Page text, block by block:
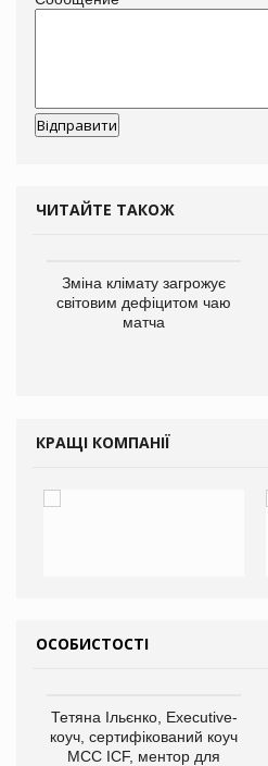
ЧИТАЙТЕ ТАКОЖ
Зміна клімату загрожує
світовим дефіцитом чаю
матча
КРАЩІ КОМПАНІЇ
ОСОБИСТОСТІ
Тетяна Ільєнко, Executive-
коуч, сертифікований коуч
МСС ICF, ментор для